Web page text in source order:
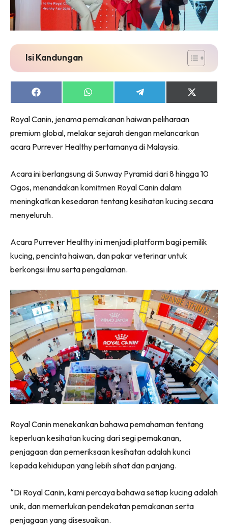
Isi Kandungan
Share
on
Share
on
Share
on
Share
on
Royal Canin, jenama pemakanan haiwan peliharaan
premium global, melakar sejarah dengan melancarkan
acara Purrever Healthy pertamanya di Malaysia.
Acara ini berlangsung di Sunway Pyramid dari 8 hingga 10
Ogos, menandakan komitmen Royal Canin dalam
meningkatkan kesedaran tentang kesihatan kucing secara
menyeluruh.
Acara Purrever Healthy ini menjadi platform bagi pemilik
kucing, pencinta haiwan, dan pakar veterinar untuk
berkongsi ilmu serta pengalaman.
Royal Canin menekankan bahawa pemahaman tentang
keperluan kesihatan kucing dari segi pemakanan,
penjagaan dan pemeriksaan kesihatan adalah kunci
kepada kehidupan yang lebih sihat dan panjang.
“Di Royal Canin, kami percaya bahawa setiap kucing adalah
unik, dan memerlukan pendekatan pemakanan serta
penjagaan yang disesuaikan.